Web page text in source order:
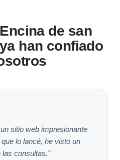
de san
han confiado
sitio web impresionante
lo lancé, he visto un
las consultas."